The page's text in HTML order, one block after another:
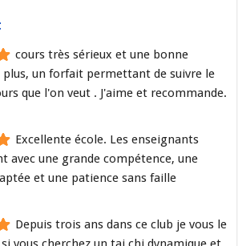
cours très sérieux et une bonne
plus, un forfait permettant de suivre le
que l'on veut . J'aime et recommande.
Excellente école. Les enseignants
avec une grande compétence, une
et une patience sans faille
Depuis trois ans dans ce club je vous le